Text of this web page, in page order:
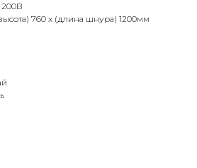
200В
760 х (длина шнура) 1200мм